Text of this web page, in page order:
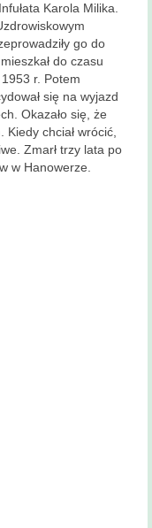
Karola Milika.
go do
do czasu
r. Potem
się na wyjazd
Okazało się, że
Kiedy chciał wrócić,
Zmarł trzy lata po
w Hanowerze.